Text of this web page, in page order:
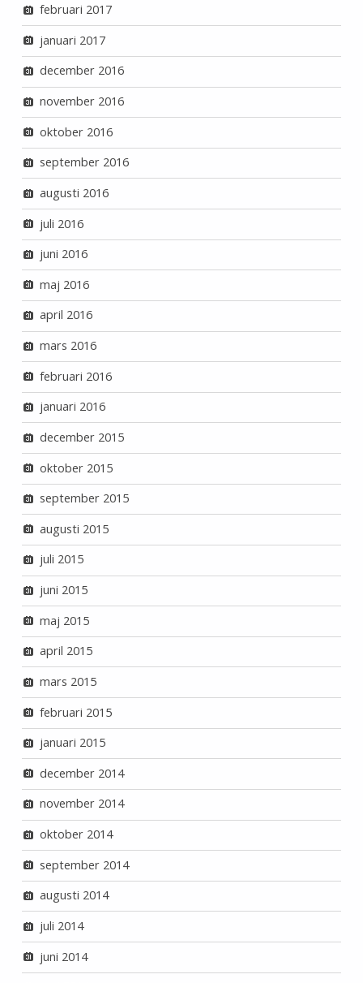
februari 2017
januari 2017
december 2016
november 2016
oktober 2016
september 2016
augusti 2016
juli 2016
juni 2016
maj 2016
april 2016
mars 2016
februari 2016
januari 2016
december 2015
oktober 2015
september 2015
augusti 2015
juli 2015
juni 2015
maj 2015
april 2015
mars 2015
februari 2015
januari 2015
december 2014
november 2014
oktober 2014
september 2014
augusti 2014
juli 2014
juni 2014